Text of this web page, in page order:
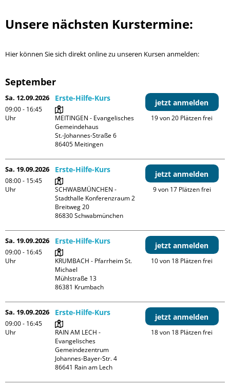
Unsere nächsten Kurstermine:
Hier können Sie sich direkt online zu unseren Kursen anmelden:
September
Sa. 12.09.2026
09:00 - 16:45
Uhr
Erste-Hilfe-Kurs
MEITINGEN - Evangelisches
Gemeindehaus
St.-Johannes-Straße 6
jetzt anmelden
19 von 20 Plätzen frei
Sa. 19.09.2026
08:00 - 15:45
Uhr
Erste-Hilfe-Kurs
SCHWABMÜNCHEN -
Stadthalle Konferenzraum 2
Breitweg 20
jetzt anmelden
9 von 17 Plätzen frei
Sa. 19.09.2026
09:00 - 16:45
Uhr
Erste-Hilfe-Kurs
KRUMBACH - Pfarrheim St.
Michael
Mühlstraße 13
jetzt anmelden
10 von 18 Plätzen frei
Sa. 19.09.2026
09:00 - 16:45
Uhr
Erste-Hilfe-Kurs
RAIN AM LECH -
Evangelisches
Gemeindezentrum
Johannes-Bayer-Str. 4
jetzt anmelden
18 von 18 Plätzen frei